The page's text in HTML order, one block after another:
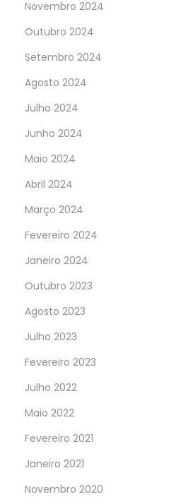
Novembro 2024
Outubro 2024
Setembro 2024
Agosto 2024
Julho 2024
Junho 2024
Maio 2024
Abril 2024
Março 2024
Fevereiro 2024
Janeiro 2024
Outubro 2023
Agosto 2023
Julho 2023
Fevereiro 2023
Julho 2022
Maio 2022
Fevereiro 2021
Janeiro 2021
Novembro 2020